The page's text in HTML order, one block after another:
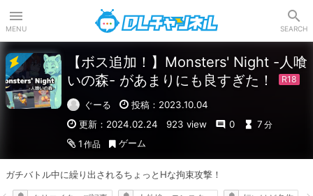
MENU SEARCH
【ボス追加！】Monsters' Night -人喰
いの森- があまりにも良すぎた！
ぐーる
投稿：2023.10.04
更新：2024.02.24
923 view 0 7 分
1 作品 ゲーム
ガチバトル中に繰り出されるちょっとHな拘束攻撃！